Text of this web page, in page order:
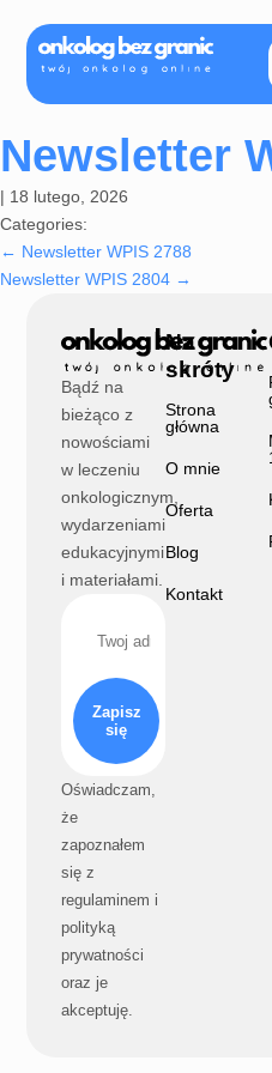
Newsletter
| 18 lutego, 2026
Categories:
← Newsletter WPIS 2788
Newsletter WPIS 2804 →
Bądź na
bieżąco z
nowościami
w leczeniu
onkologicznym,
wydarzeniami
edukacyjnymi
i materiałami.
Zapisz
się
Oświadczam,
że
zapoznałem
się z
regulaminem i
polityką
prywatności
oraz je
akceptuję.
Na
skróty
Strona
główna
O mnie
Oferta
Blog
Kontakt